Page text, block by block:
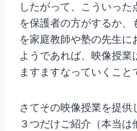
したがって、こういっ
を保護者の方がするか、
を家庭教師や塾の先生に
ようであれば、映像授業
ますますなっていくこと
さてその映像授業を提
３つだけご紹介（本当